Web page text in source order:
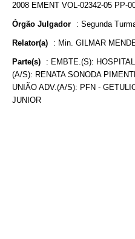
2008 EMENT VOL-02342-05 PP-
Órgão Julgador : Segunda
Relator(a) : Min. GILMAR
Parte(s) : EMBTE.(S):
(A/S): RENATA SONODA
UNIÃO ADV.(A/S): PFN -
JUNIOR